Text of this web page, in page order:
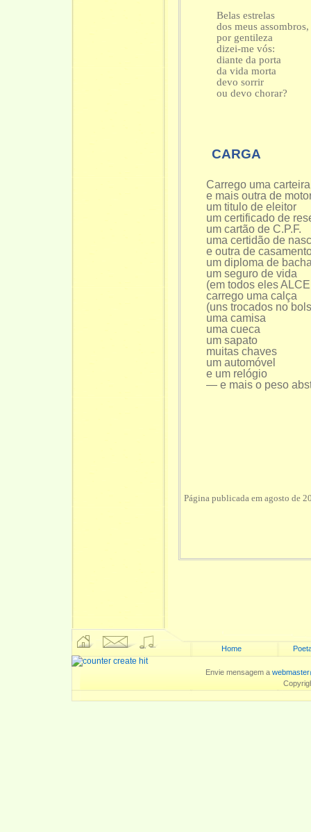
Belas estrelas
dos meus assombros,
por gentileza
dizei-me vós:
diante da porta
da vida morta
devo sorrir
ou devo chorar?
CARGA
Carrego uma carteira
e mais outra de
um titulo de eleitor
um certificado de
um cartão de C.P.F.
uma certidão de
e outra de
um diploma de
um seguro de vida
(em todos eles
carrego uma calça
(uns trocados no
uma camisa
uma cueca
um sapato
muitas chaves
um automóvel
e um relógio
— e mais o peso
Página publicada em agosto de
Home
Envie mensagem a